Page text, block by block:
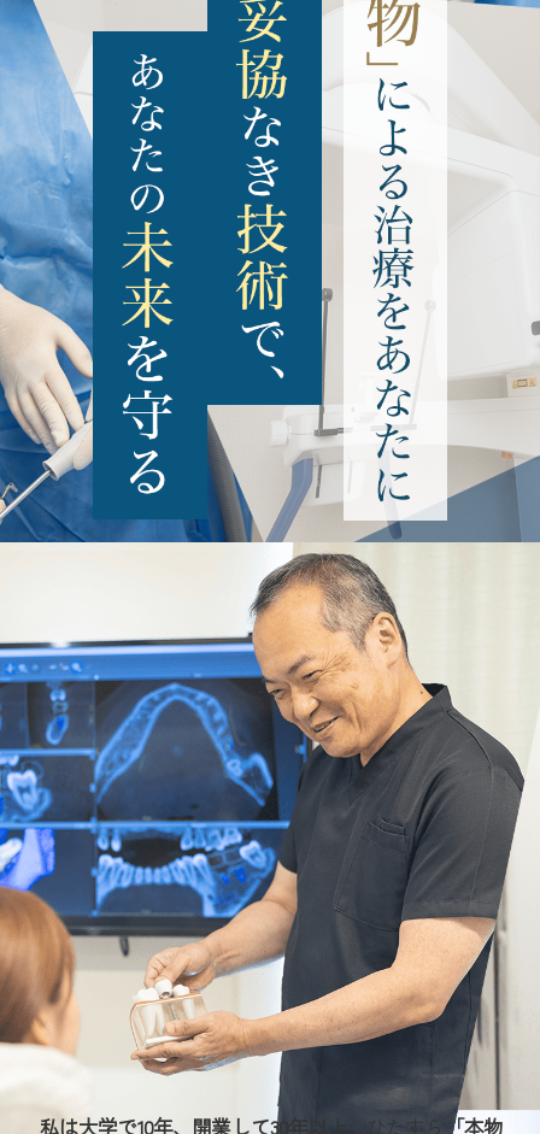
私は大学で10年、開業して30年以上、 ひたすら 「本物